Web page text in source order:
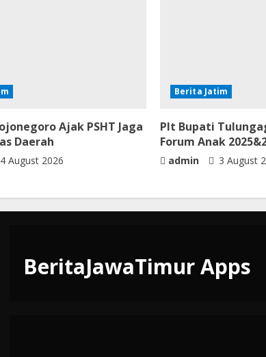
Ajak PSHT Jaga
Daerah
4 August 2026
Berita Jatim
Plt Bupati
Forum Anak
admin 3 August
BeritaJawaTimur Apps